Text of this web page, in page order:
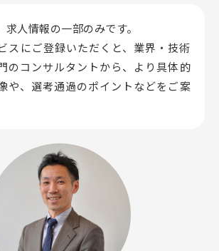
求人情報の一部のみです。
スにご登録いただくと、業界・技術
のコンサルタントから、 より具体的
や、選考通過のポイントなどをご案